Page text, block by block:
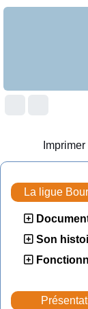
La ligue
Son